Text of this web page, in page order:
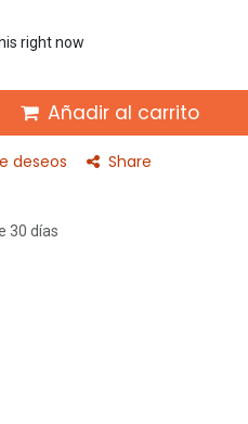
right now
Añadir al carrito
deseos Share
30 días